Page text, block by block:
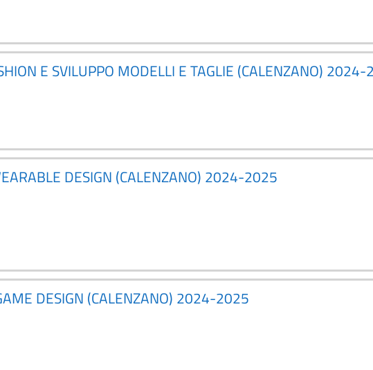
E SVILUPPO MODELLI E TAGLIE (CALENZANO)
DESIGN (CALENZANO) 2024-2025
DESIGN (CALENZANO) 2024-2025